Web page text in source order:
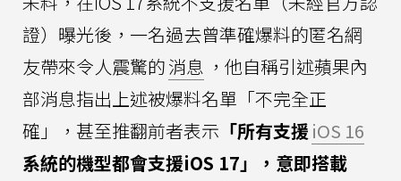
證）曝光後，一名過去曾準確爆料的匿名網
友帶來令人震驚的消息 ，他自稱引述蘋果內
部消息指出上述被爆料名單「不完全正
確」，甚至推翻前者表示 「所有支援 iOS 16
系統的機型都會支援iOS 17」，意即搭載